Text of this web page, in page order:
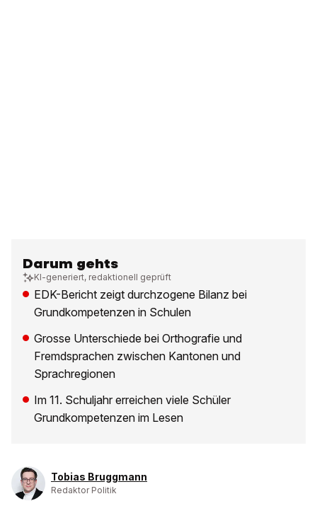
Darum gehts
KI-generiert, redaktionell geprüft
EDK-Bericht zeigt durchzogene Bilanz bei
Grundkompetenzen in Schulen
Grosse Unterschiede bei Orthografie und
Fremdsprachen zwischen Kantonen und
Sprachregionen
Im 11. Schuljahr erreichen viele Schüler
Grundkompetenzen im Lesen
Tobias Bruggmann
Redaktor Politik